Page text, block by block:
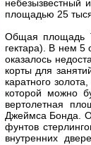
небезызвестный
площадью 25
Общая площадь
гектара). В нем 5
оказалось
корты для
каратного
которой можно
вертолетная
Джеймса Бонда.
фунтов
внутренних